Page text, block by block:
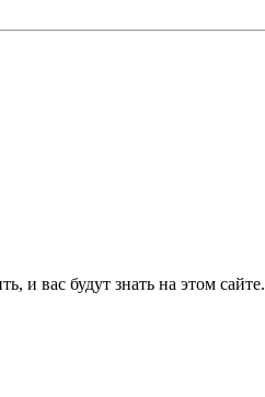
и вас будут знать на этом сайте.